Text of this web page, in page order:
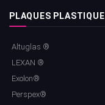
PLAQUES PLASTIQUE
Altuglas ®
LEXAN ®
Exolon®
Perspex®